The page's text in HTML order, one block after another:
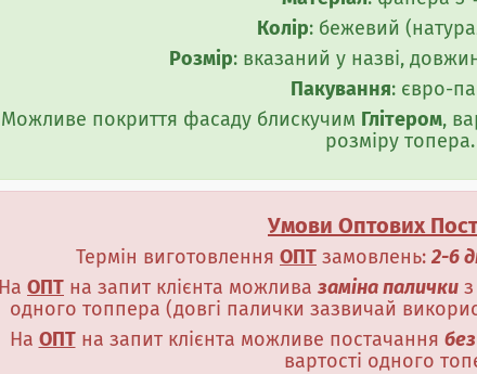
Колір: бежевий
Розмір: вказаний у назві,
Пакування: євро-
Можливе покриття фасаду блискучим
Глітером,
розміру топера.
Умови Оптових
Термін виготовлення ОПТ замовлень: 2-6
На ОПТ на запит клієнта можлива заміна палички
одного топпера (довгі палички зазвичай
На ОПТ на запит клієнта можливе постачання
вартості одного